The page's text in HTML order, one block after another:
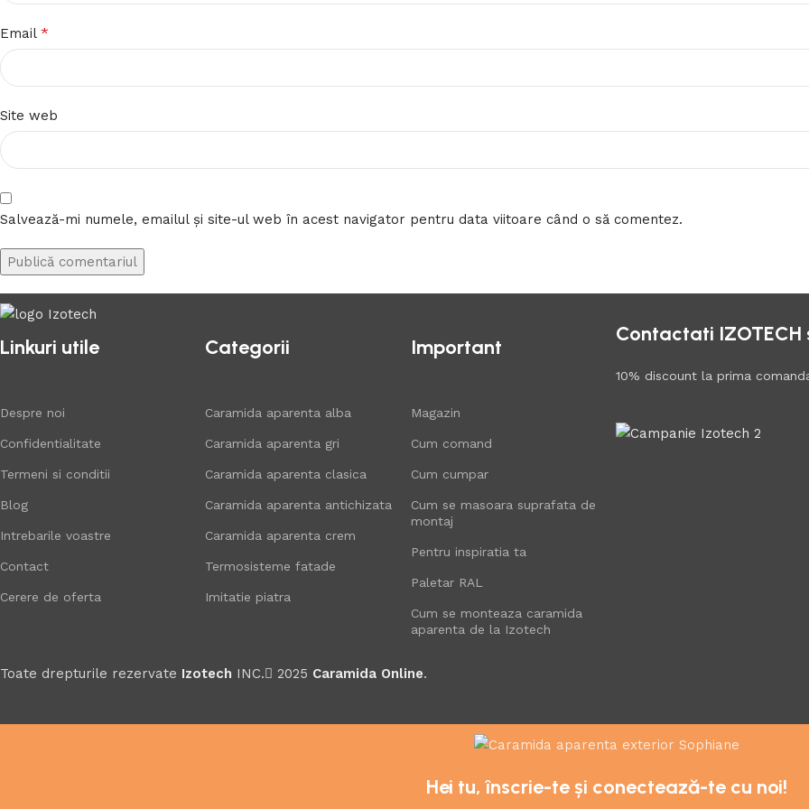
Email *
Site web
Salvează-mi numele, emailul și site-ul web în acest navigator pentru data viitoare când o să comentez.
Linkuri utile
Despre noi
Confidentialitate
Termeni si conditii
Blog
Intrebarile voastre
Contact
Cerere de oferta
Categorii
Caramida aparenta alba
Caramida aparenta gri
Caramida aparenta clasica
Caramida aparenta antichizata
Caramida aparenta crem
Termosisteme fatade
Imitatie piatra
Important
Magazin
Cum comand
Cum cumpar
Cum se masoara suprafata de
montaj
Pentru inspiratia ta
Paletar RAL
Cum se monteaza caramida
aparenta de la Izotech
Contactati IZOTECH
10% discount la prima
Toate drepturile rezervate Izotech INC. 2025 Caramida Online.
Hei tu, înscrie-te și conectează-te cu noi!